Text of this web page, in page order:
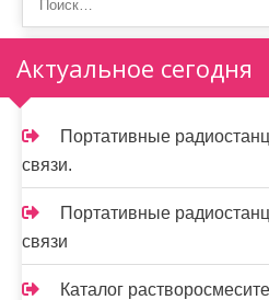
з
а
п
и
с
я
м
Актуальное сегодня
Портативные
связи.
Портативные
связи
Каталог